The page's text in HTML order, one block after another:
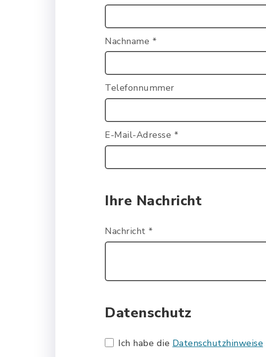
Nachname *
Telefonnummer
E-Mail-Adresse *
Ihre Nachricht
Nachricht *
Datenschutz
Ich habe die Datenschutzhinweise